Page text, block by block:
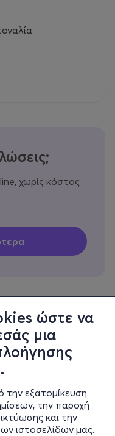
ώστε να
μια
εξατομίκευση
την παροχή
και την
ιστοσελίδων μας.
χωρίς κόστος